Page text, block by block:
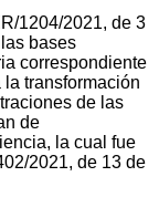
1204/2021, de 3
bases
correspondiente
transformación
de las
de
la cual fue
2021, de 13 de